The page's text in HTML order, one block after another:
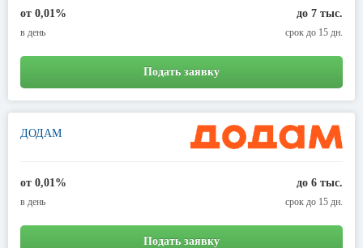
от 0,01%
в день
до 7 тыс.
срок до 15 дн.
Подать заявку
ДОДАМ
от 0,01%
в день
до 6 тыс.
срок до 15 дн.
Подать заявку